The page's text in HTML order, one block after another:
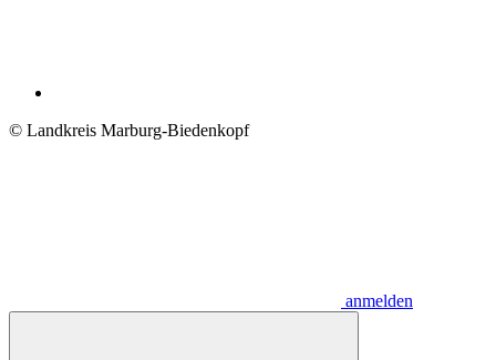
© Landkreis Marburg-Biedenkopf
anmelden